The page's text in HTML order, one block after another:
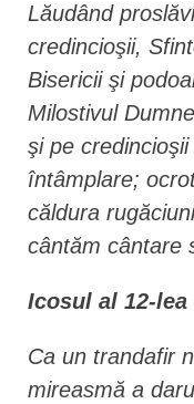
Lăudând
credincioşii,
Bisericii şi
Milostivul
şi pe
întâmplare;
căldura
cântăm cântare
Icosul al 12-lea
Ca un trandafir
mireasmă a